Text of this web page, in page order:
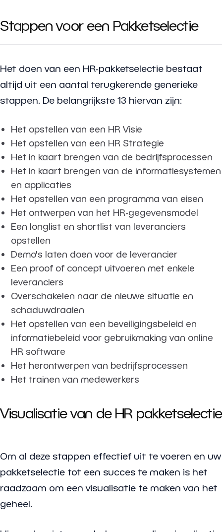
Stappen voor een Pakketselectie
Het doen van een HR-pakketselectie bestaat
altijd uit een aantal terugkerende generieke
stappen. De belangrijkste 13 hiervan zijn:
Het opstellen van een HR Visie
Het opstellen van een HR Strategie
Het in kaart brengen van de bedrijfsprocessen
Het in kaart brengen van de informatiesystemen
en applicaties
Het opstellen van een programma van eisen
Het ontwerpen van het HR-gegevensmodel
Een longlist en shortlist van leveranciers
opstellen
Demo's laten doen voor de leverancier
Een proof of concept uitvoeren met enkele
leveranciers
Overschakelen naar de nieuwe situatie en
schaduwdraaien
Het opstellen van een beveiligingsbeleid en
informatiebeleid voor gebruikmaking van online
HR software
Het herontwerpen van bedrijfsprocessen
Het trainen van medewerkers
Visualisatie van de HR pakketselectie
Om al deze stappen effectief uit te voeren en uw
pakketselectie tot een succes te maken is het
raadzaam om een visualisatie te maken van het
geheel.